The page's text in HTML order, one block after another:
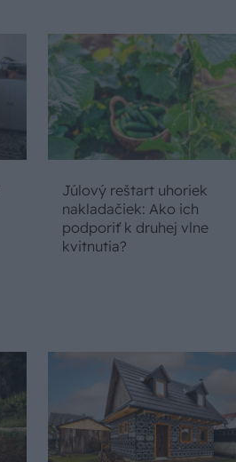
Júlový reštart uhoriek
nakladačiek: Ako ich
podporiť k druhej vlne
kvitnutia?